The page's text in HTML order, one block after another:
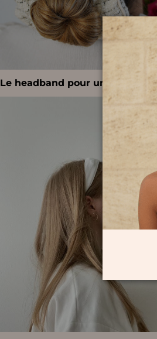
Le headband pour un look